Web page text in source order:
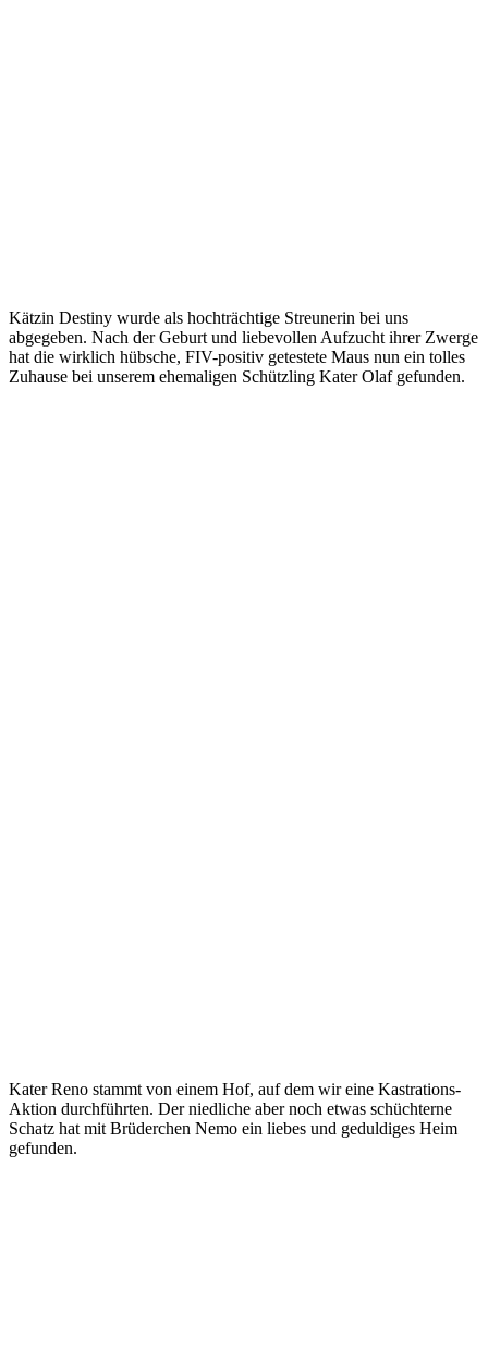
Kätzin Destiny wurde als hochträchtige Streunerin bei uns
abgegeben. Nach der Geburt und liebevollen Aufzucht ihrer Zwerge
hat die wirklich hübsche, FIV-positiv getestete Maus nun ein tolles
Zuhause bei unserem ehemaligen Schützling Kater Olaf gefunden.
Kater Reno stammt von einem Hof, auf dem wir eine Kastrations-
Aktion durchführten. Der niedliche aber noch etwas schüchterne
Schatz hat mit Brüderchen Nemo ein liebes und geduldiges Heim
gefunden.